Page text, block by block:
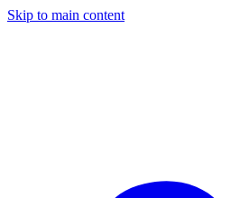
Skip to main content